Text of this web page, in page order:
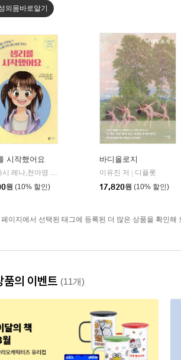
의몸바로알기
시작했어요
다카하시 레나,천아영 감수/송소정 역
블루무스어린이
원 (10% 할인)
바디올로지
이유진 저
디플롯
17,820원 (10% 할인)
페이지에서 선택된 태그에 등록된 더 많은 상품을 확인해
품의 이벤트 (11개)